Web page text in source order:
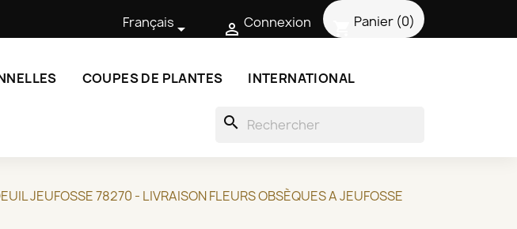
Français  Connexion Panier (0)
COUPES DE PLANTES INTERNATIONAL
search
JEUFOSSE 78270 - LIVRAISON FLEURS OBSÈQUES A JEUFOSSE